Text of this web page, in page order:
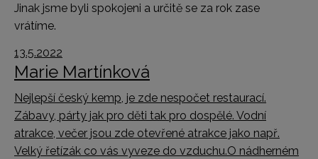
Jinak jsme byli spokojeni a určitě se za rok zase
vrátíme.
13.5.2022
Marie Martínková
Nejlepší český kemp, je zde nespočet restaurací.
Zábavy, párty jak pro děti tak pro dospělé. Vodní
atrakce, večer jsou zde otevřené atrakce jako např.
Velký řetízák co vás vyveze do vzduchu.O nádherném